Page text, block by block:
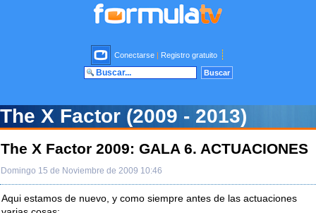
Conectarse | Registro gratuito
The X Factor (2009 - 2013)
The X Factor 2009: GALA 6. ACTUACIONES
Domingo 15 de Noviembre de 2009 10:46
Aqui estamos de nuevo, y como siempre antes de las actuaciones